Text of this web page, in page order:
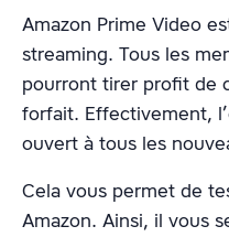
Amazon Prime Video
streaming. Tous les
pourront tirer profit de
forfait. Effectivement,
ouvert à tous les
Cela vous permet de
Amazon. Ainsi, il vous